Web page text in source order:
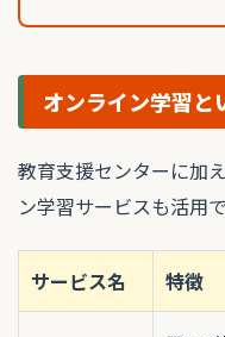
オンライン学習と
教育支援センターに加
ン学習サービスも活用で
サービス名 特徴